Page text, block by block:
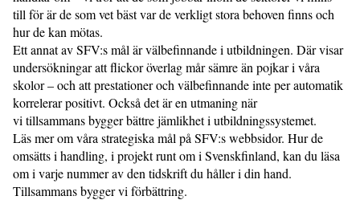
till för är de som vet bäst var de verkligt stora behoven finns och
hur de kan mötas.
Ett annat av SFV:s mål är välbefinnande i utbildningen. Där visar
undersökningar att flickor överlag mår sämre än pojkar i våra
skolor – och att prestationer och välbefinnande inte per automatik
korrelerar positivt. Också det är en utmaning när
vi tillsammans bygger bättre jämlikhet i utbildningssystemet.
Läs mer om våra strategiska mål på SFV:s webbsidor. Hur de
omsätts i handling, i projekt runt om i Svenskfinland, kan du läsa
om i varje nummer av den tidskrift du håller i din hand.
Tillsammans bygger vi förbättring.